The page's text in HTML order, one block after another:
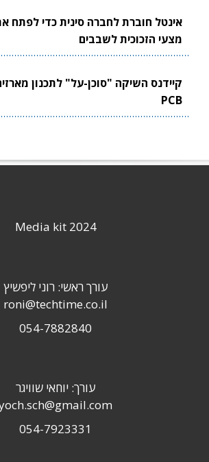
אינטל חוברת לחברה סינית כדי לפתח
מצעי הזכוכית לשבבים
קיידנס השיקה "סוכן-על" לתכנון
PCB
Media kit 2024
עורך ראשי: רוני ליפשיץ
roni@techtime.co.il
054-7882840
עורך: יוחאי שוויגר
054-7923331